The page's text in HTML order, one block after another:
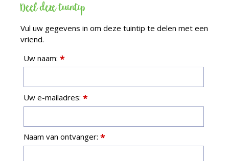
Deel deze tuintip
Vul uw gegevens in om deze tuintip te delen met een
vriend.
Uw naam: *
Uw e-mailadres: *
Naam van ontvanger: *